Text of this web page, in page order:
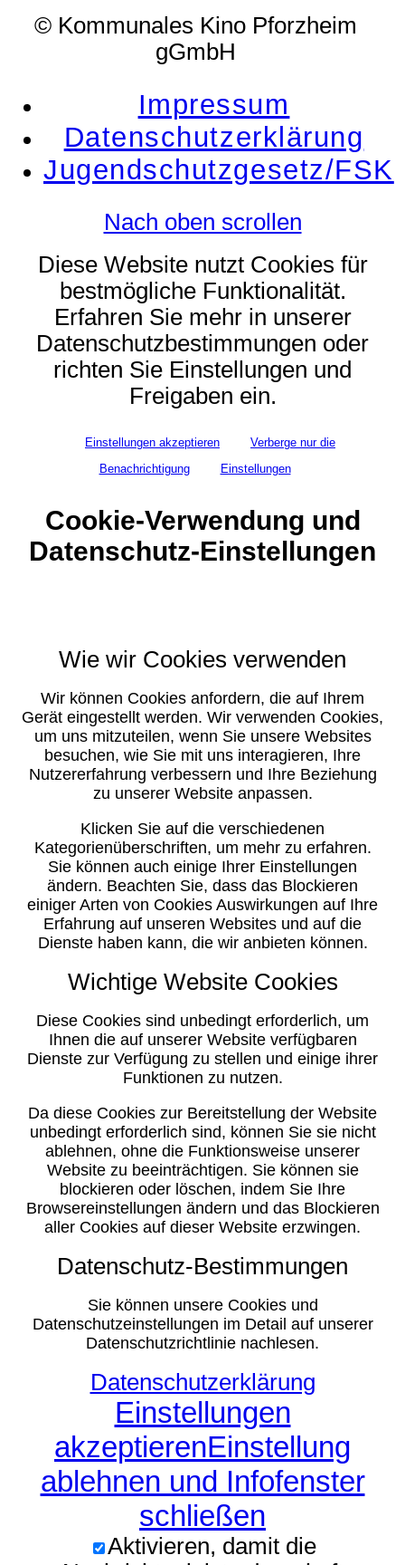
© Kommunales Kino Pforzheim
gGmbH
Impressum
Datenschutzerklärung
Jugendschutzgesetz/FSK
Nach oben scrollen
Diese Website nutzt Cookies für
bestmögliche Funktionalität.
Erfahren Sie mehr in unserer
Datenschutzbestimmungen oder
richten Sie Einstellungen und
Freigaben ein.
Einstellungen akzeptieren
Verberge nur die
Benachrichtigung
Einstellungen
Cookie-Verwendung und
Datenschutz-Einstellungen
Wie wir Cookies verwenden
Wir können Cookies anfordern, die auf Ihrem
Gerät eingestellt werden. Wir verwenden Cookies,
um uns mitzuteilen, wenn Sie unsere Websites
besuchen, wie Sie mit uns interagieren, Ihre
Nutzererfahrung verbessern und Ihre Beziehung
zu unserer Website anpassen.
Klicken Sie auf die verschiedenen
Kategorienüberschriften, um mehr zu erfahren.
Sie können auch einige Ihrer Einstellungen
ändern. Beachten Sie, dass das Blockieren
einiger Arten von Cookies Auswirkungen auf Ihre
Erfahrung auf unseren Websites und auf die
Dienste haben kann, die wir anbieten können.
Wichtige Website Cookies
Diese Cookies sind unbedingt erforderlich, um
Ihnen die auf unserer Website verfügbaren
Dienste zur Verfügung zu stellen und einige ihrer
Funktionen zu nutzen.
Da diese Cookies zur Bereitstellung der Website
unbedingt erforderlich sind, können Sie sie nicht
ablehnen, ohne die Funktionsweise unserer
Website zu beeinträchtigen. Sie können sie
blockieren oder löschen, indem Sie Ihre
Browsereinstellungen ändern und das Blockieren
aller Cookies auf dieser Website erzwingen.
Datenschutz-Bestimmungen
Sie können unsere Cookies und
Datenschutzeinstellungen im Detail auf unserer
Datenschutzrichtlinie nachlesen.
Datenschutzerklärung
Einstellungen
akzeptierenEinstellung
ablehnen und Infofenster
schließen
Aktivieren, damit die